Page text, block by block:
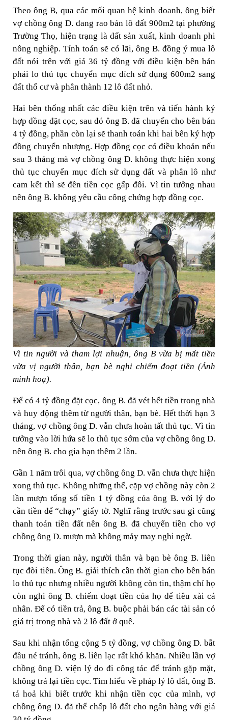
Theo ông B, qua các mối quan hệ kinh doanh, ông biết
vợ chồng ông D. đang rao bán lô đất 900m2 tại phường
Trường Thọ, hiện trạng là đất sản xuất, kinh doanh phi
nông nghiệp. Tính toán sẽ có lãi, ông B. đồng ý mua lô
đất nói trên với giá 36 tỷ đồng với điều kiện bên bán
phải lo thủ tục chuyển mục đích sử dụng 600m2 sang
đất thổ cư và phân thành 12 lô đất nhỏ.
Hai bên thống nhất các điều kiện trên và tiến hành ký
hợp đồng đặt cọc, sau đó ông B. đã chuyển cho bên bán
4 tỷ đồng, phần còn lại sẽ thanh toán khi hai bên ký hợp
đồng chuyển nhượng. Hợp đồng cọc có điều khoản nếu
sau 3 tháng mà vợ chồng ông D. không thực hiện xong
thủ tục chuyển mục đích sử dụng đất và phân lô như
cam kết thì sẽ đền tiền cọc gấp đôi. Vì tin tưởng nhau
nên ông B. không yêu cầu công chứng hợp đồng cọc.
Vì tin người và tham lợi nhuận, ông B vừa bị mất tiền
vừa vị người thân, bạn bè nghi chiếm đoạt tiền (Ảnh
minh hoạ).
Để có 4 tỷ đồng đặt cọc, ông B. đã vét hết tiền trong nhà
và huy động thêm từ người thân, bạn bè. Hết thời hạn 3
tháng, vợ chồng ông D. vẫn chưa hoàn tất thủ tục. Vì tin
tưởng vào lời hứa sẽ lo thủ tục sớm của vợ chồng ông D.
nên ông B. cho gia hạn thêm 2 lần.
Gần 1 năm trôi qua, vợ chồng ông D. vẫn chưa thực hiện
xong thủ tục. Không những thế, cặp vợ chồng này còn 2
lần mượn tổng số tiền 1 tỷ đồng của ông B. với lý do
cần tiền để “chạy” giấy tờ. Nghĩ rằng trước sau gì cũng
thanh toán tiền đất nên ông B. đã chuyển tiền cho vợ
chồng ông D. mượn mà không mảy may nghi ngờ.
Trong thời gian này, người thân và bạn bè ông B. liên
tục đòi tiền. Ông B. giải thích cần thời gian cho bên bán
lo thủ tục nhưng nhiều người không còn tin, thậm chí họ
còn nghi ông B. chiếm đoạt tiền của họ để tiêu xài cá
nhân. Để có tiền trả, ông B. buộc phải bán các tài sản có
giá trị trong nhà và 2 lô đất ở quê.
Sau khi nhận tổng cộng 5 tỷ đồng, vợ chồng ông D. bắt
đầu né tránh, ông B. liên lạc rất khó khăn. Nhiều lần vợ
chồng ông D. viện lý do đi công tác để tránh gặp mặt,
không trả lại tiền cọc. Tìm hiểu về pháp lý lô đất, ông B.
tá hoả khi biết trước khi nhận tiền cọc của mình, vợ
chồng ông D. đã thế chấp lô đất cho ngân hàng với giá